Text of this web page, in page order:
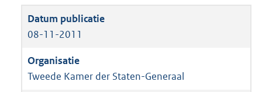
08-11-2011
Tweede Kamer der Staten-Generaal